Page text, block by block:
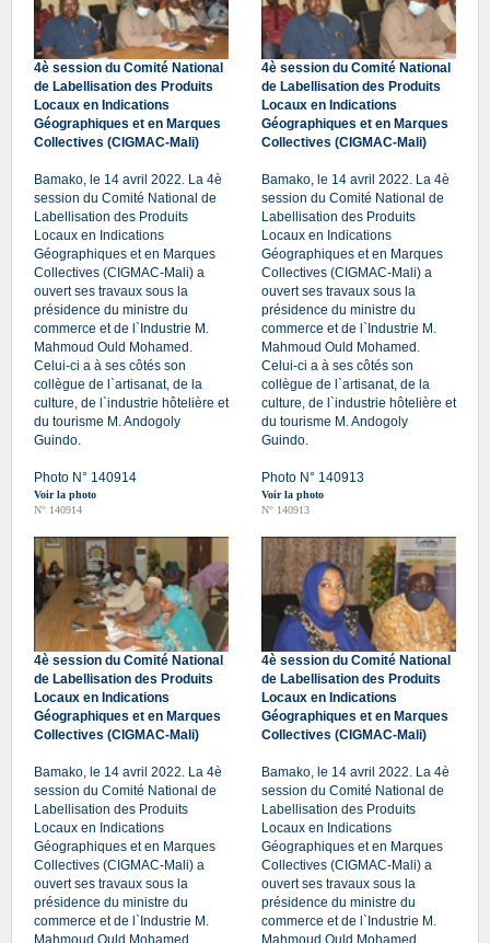
4è session du Comité National
de Labellisation des Produits
Locaux en Indications
Géographiques et en Marques
Collectives (CIGMAC-Mali)
Bamako, le 14 avril 2022. La 4è
session du Comité National de
Labellisation des Produits
Locaux en Indications
Géographiques et en Marques
Collectives (CIGMAC-Mali) a
ouvert ses travaux sous la
présidence du ministre du
commerce et de l`Industrie M.
Mahmoud Ould Mohamed.
Celui-ci a à ses côtés son
collègue de l`artisanat, de la
culture, de l`industrie hôtelière et
du tourisme M. Andogoly
Guindo.
Photo N° 140914
Voir la photo
N° 140914
4è session du Comité National
de Labellisation des Produits
Locaux en Indications
Géographiques et en Marques
Collectives (CIGMAC-Mali)
Bamako, le 14 avril 2022. La 4è
session du Comité National de
Labellisation des Produits
Locaux en Indications
Géographiques et en Marques
Collectives (CIGMAC-Mali) a
ouvert ses travaux sous la
présidence du ministre du
commerce et de l`Industrie M.
Mahmoud Ould Mohamed.
Celui-ci a à ses côtés son
collègue de l`artisanat, de la
culture, de l`industrie hôtelière et
du tourisme M. Andogoly
Guindo.
Photo N° 140913
Voir la photo
N° 140913
4è session du Comité National
de Labellisation des Produits
Locaux en Indications
Géographiques et en Marques
Collectives (CIGMAC-Mali)
Bamako, le 14 avril 2022. La 4è
session du Comité National de
Labellisation des Produits
Locaux en Indications
Géographiques et en Marques
Collectives (CIGMAC-Mali) a
ouvert ses travaux sous la
présidence du ministre du
commerce et de l`Industrie M.
4è session du Comité National
de Labellisation des Produits
Locaux en Indications
Géographiques et en Marques
Collectives (CIGMAC-Mali)
Bamako, le 14 avril 2022. La 4è
session du Comité National de
Labellisation des Produits
Locaux en Indications
Géographiques et en Marques
Collectives (CIGMAC-Mali) a
ouvert ses travaux sous la
présidence du ministre du
commerce et de l`Industrie M.